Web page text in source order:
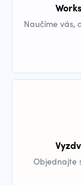
Naučíme vás,
Objednajte